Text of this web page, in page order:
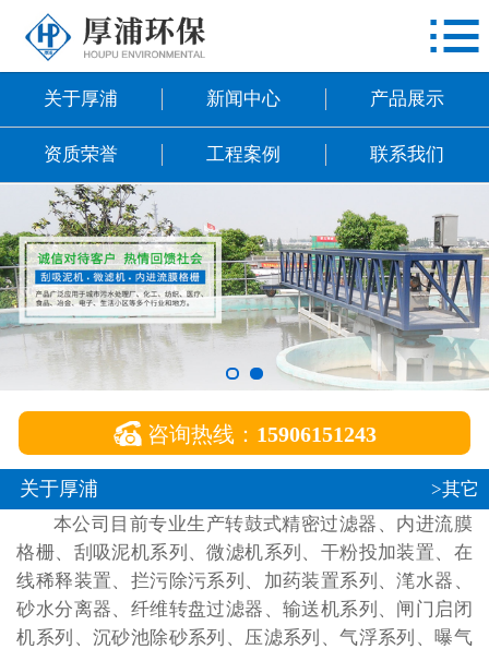
资质荣誉
工程案例
联系我们

关于厚浦 新闻中心 产品展示
资质荣誉 工程案例 联系我们
 咨询热线： 15906151243
关于厚浦
>其它
本公司目前专业生产转鼓式精密过滤器、内进流膜
格栅、刮吸泥机系列、微滤机系列、干粉投加装置、在
线稀释装置、拦污除污系列、加药装置系列、滗水器、
砂水分离器、纤维转盘过滤器、输送机系列、闸门启闭
机系列、沉砂池除砂系列、压滤系列、气浮系列、曝气